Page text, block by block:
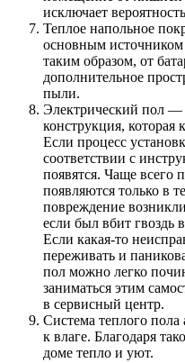
исключает
Теплое напольное
основным
таким образом, от
дополнительное
пыли.
Электрический пол —
конструкция, которая
Если процесс
соответствии с
появятся. Чаще всего
появляются только в
повреждение
если был вбит гвоздь
Если какая-то
переживать и
пол можно легко
заниматься этим
в сервисный центр.
Система теплого пола
к влаге. Благодаря
доме тепло и уют.